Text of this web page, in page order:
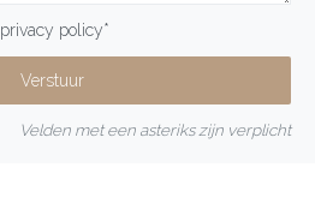
privacy policy*
Velden met een asteriks zijn verplicht